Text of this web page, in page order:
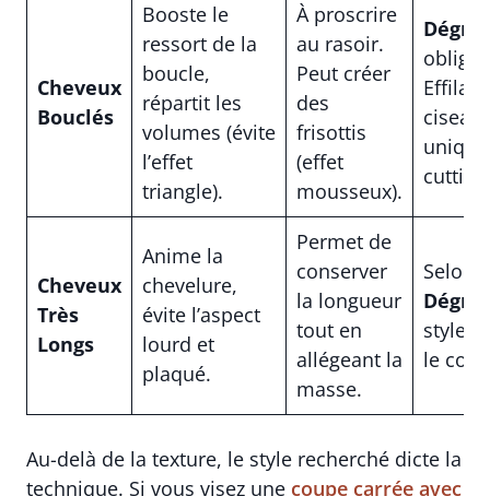
Cheveux
Bouclés
Booste le
ressort de la
boucle,
répartit les
volumes (évite
l’effet
triangle).
À proscrire
au rasoir.
Peut créer
des
frisottis
(effet
mousseux).
Cheveux
Très
Longs
Anime la
chevelure,
évite l’aspect
lourd et
plaqué.
Permet de
conserver
la longueur
tout en
allégeant la
masse.
Selon
style,
le
Au-delà de la texture, le style recherché dicte la
technique. Si vous visez une coupe carrée avec